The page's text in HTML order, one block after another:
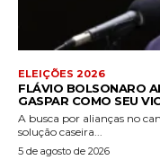
ELEIÇÕES 2026
FLÁVIO BOLSONARO
GASPAR COMO SEU
A busca por alianças no
solução caseira...
5 de agosto de 2026